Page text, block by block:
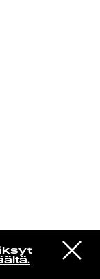
VIESTI
STUDIOON